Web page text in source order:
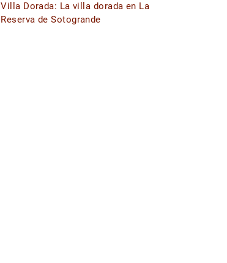
Villa Dorada: La villa dorada en La
Reserva de Sotogrande